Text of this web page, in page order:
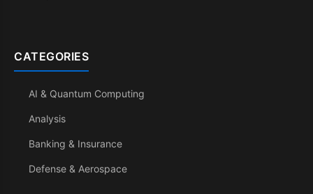
CATEGORIES
AI & Quantum Computing
Analysis
Banking & Insurance
Defense & Aerospace